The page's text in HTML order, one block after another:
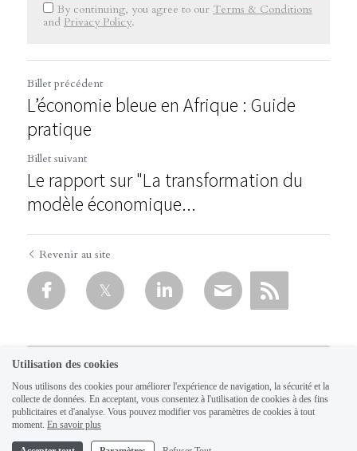
By continuing, you agree to our Terms & Conditions
and Privacy Policy.
Billet précédent
L’économie bleue en Afrique : Guide
pratique
Billet suivant
Le rapport sur "La transformation du
modèle économique...
Revenir au site
Utilisation des cookies
Nous utilisons des cookies pour améliorer l'expérience de navigation, la sécurité et la
collecte de données. En acceptant, vous consentez à l'utilisation de cookies à des fins
publicitaires et d'analyse. Vous pouvez modifier vos paramètres de cookies à tout
moment. En savoir plus